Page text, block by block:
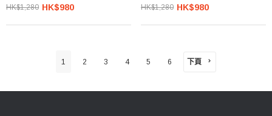
HK$1,280 HK$980
HK$1,280 HK$980
1 2 3 4 5 6 下頁